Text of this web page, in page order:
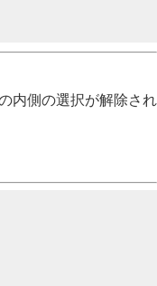
内側の選択が解除され